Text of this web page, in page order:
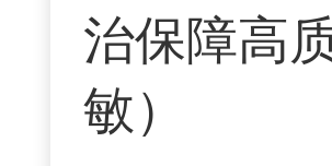
治保障高
敏）